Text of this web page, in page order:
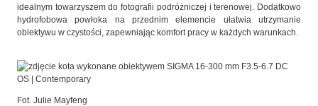
idealnym towarzyszem do fotografii podróżniczej i terenowej. Dodatkowo
hydrofobowa powłoka na przednim elemencie ułatwia utrzymanie
obiektywu w czystości, zapewniając komfort pracy w każdych warunkach.
Fot. Julie Mayfeng